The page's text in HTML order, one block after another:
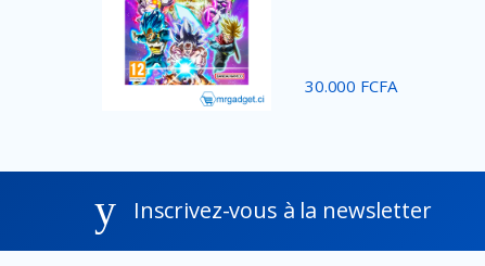
30.000 FCFA
Inscrivez-vous à la newsletter